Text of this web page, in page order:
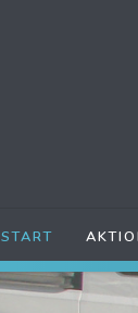
START